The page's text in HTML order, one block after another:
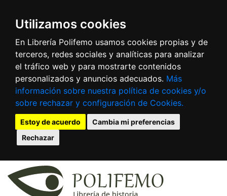
Utilizamos cookies
En Librería Polifemo usamos cookies propias y de
terceros, redes sociales y analíticas para analizar
el tráfico web y para mostrarte contenidos
personalizados y anuncios adecuados. Más
información sobre nuestra política de cookies y/o
sobre rechazar y configuración de Cookies.
Estoy de acuerdo
Cambia mi preferencias
Rechazar